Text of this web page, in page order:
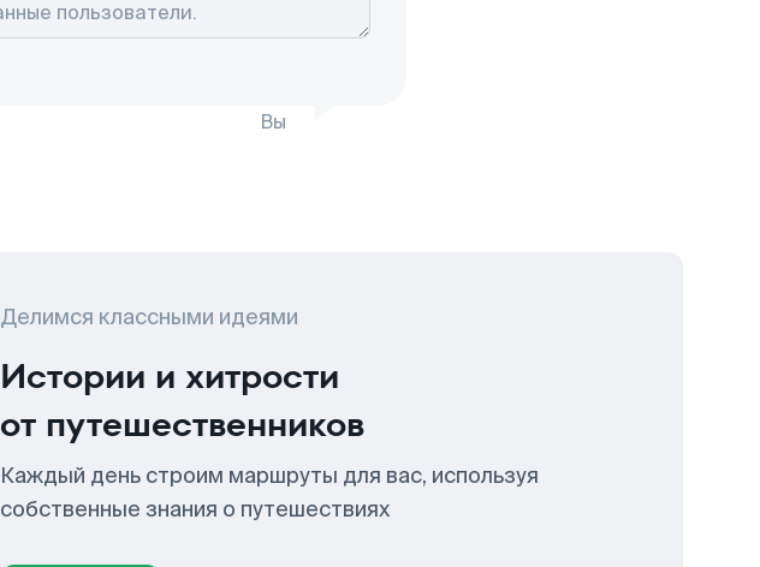
Вы
Делимся классными идеями
Истории и хитрости
от путешественников
Каждый день строим маршруты для вас, используя
собственные знания о путешествиях